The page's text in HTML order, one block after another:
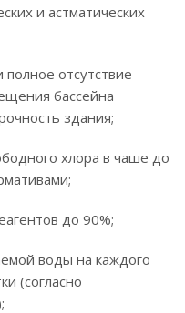
и астматических
отсутствие
бассейна
здания;
хлора в чаше до
до 90%;
воды на каждого
(согласно